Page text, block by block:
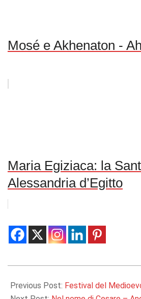
Mosé e Akhenaton -
Maria Egiziaca: la
Alessandria d’Egitto
05-
Previous Post: Festival del